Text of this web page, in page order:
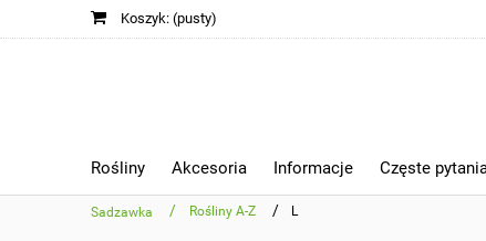
Koszyk: (pusty)
Rośliny Akcesoria Informacje Częste
Sadzawka / Rośliny A-Z / L